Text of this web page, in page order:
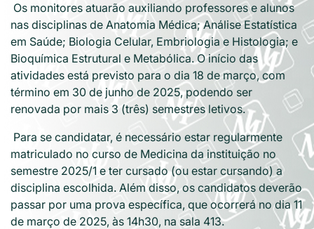
Os monitores atuarão auxiliando professores e alunos
nas disciplinas de Anatomia Médica; Análise Estatística
em Saúde; Biologia Celular, Embriologia e Histologia; e
Bioquímica Estrutural e Metabólica. O início das
atividades está previsto para o dia 18 de março, com
término em 30 de junho de 2025, podendo ser
renovada por mais 3 (três) semestres letivos.
Para se candidatar, é necessário estar regularmente
matriculado no curso de Medicina da instituição no
semestre 2025/1 e ter cursado (ou estar cursando) a
disciplina escolhida. Além disso, os candidatos deverão
passar por uma prova específica, que ocorrerá no dia 11
de março de 2025, às 14h30, na sala 413.